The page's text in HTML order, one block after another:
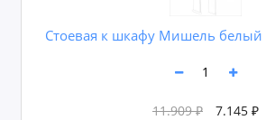
Cтоевая к шкафу Мишель белый
11.909 ₽ 7.145 ₽